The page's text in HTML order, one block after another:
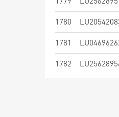
1780
1781
1782